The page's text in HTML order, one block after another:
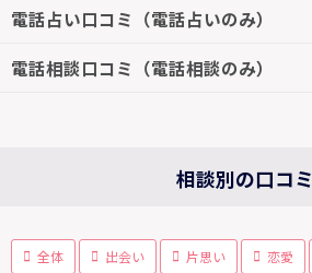
電話占い口コミ（電話占いのみ）
電話相談口コミ（電話相談のみ）
相談別の口コミ
全体 出会い 片思い 恋愛